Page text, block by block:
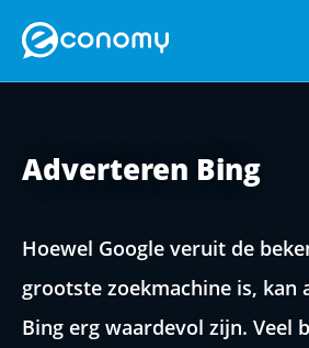
Home » Zoekmachine adverteren (SEA
Ads)
Adverteren Bing
Hoewel Google veruit de
grootste zoekmachine is, kan
Bing erg waardevol zijn. Veel